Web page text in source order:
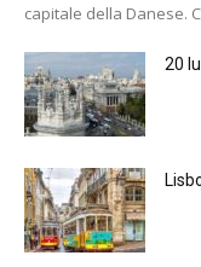
capitale della Danese.
20